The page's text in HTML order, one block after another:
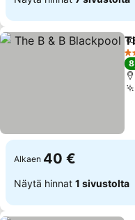
3
Alkaen 40 €
Näytä hinnat 1 sivustolta